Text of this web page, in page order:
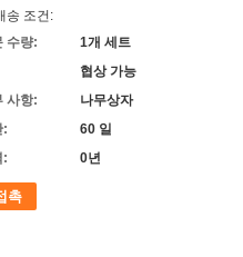
송 조건:
수량:
1개 세트
협상 가능
사항:
나무상자
:
60 일
:
0년
촉